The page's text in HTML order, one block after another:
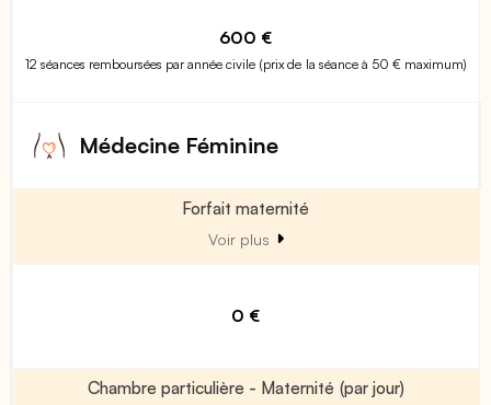
600 €
12 séances remboursées par année civile (prix de la séance à 50 € maximum)
Médecine Féminine
Forfait maternité
Voir plus
0 €
Chambre particulière - Maternité (par jour)